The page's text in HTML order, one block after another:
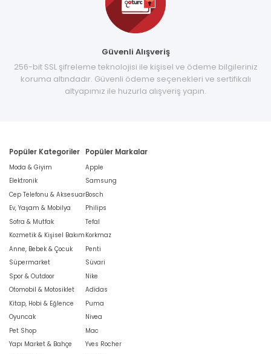
Güvenli Alışveriş
256-bit SSL şifreleme teknolojisi ile kişisel ve ödeme bilgileriniz
koruma altındadır. Güvenli ödeme seçenekleri ve sertifikalı
altyapımız ile huzurla alışveriş yapın.
Popüler Kategoriler
Moda & Giyim
Elektronik
Cep Telefonu & Aksesuar
Ev, Yaşam & Mobilya
Sofra & Mutfak
Kozmetik & Kişisel Bakım
Anne, Bebek & Çocuk
Süpermarket
Spor & Outdoor
Otomobil & Motosiklet
Kitap, Hobi & Eğlence
Oyuncak
Pet Shop
Yapı Market & Bahçe
Popüler Markalar
Apple
Samsung
Bosch
Philips
Tefal
Korkmaz
Penti
Süvari
Nike
Adidas
Puma
Nivea
Mac
Yves Rocher